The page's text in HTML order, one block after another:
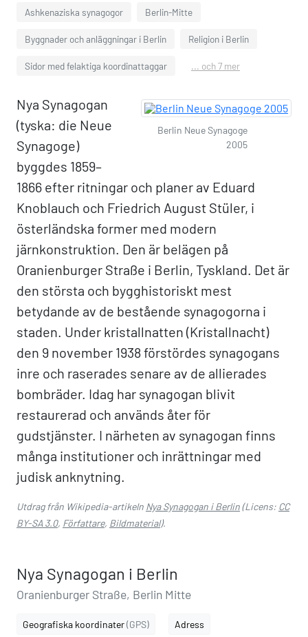
Ashkenaziska synagogor Berlin-Mitte
Byggnader och anläggningar i Berlin Religion i Berlin
Sidor med felaktiga koordinattaggar ... och 7 mer
Berlin Neue Synagoge
2005
Nya Synagogan
(tyska: die Neue
Synagoge)
byggdes 1859–
1866 efter ritningar och planer av Eduard
Knoblauch och Friedrich August Stüler, i
österländska former med modern
järnkonstruktion. Den är belägen på
Oranienburger Straße i Berlin, Tyskland. Det är
den största och bygghistoriskt mest
betydande av de bestående synagogorna i
staden. Under kristallnatten (Kristallnacht)
den 9 november 1938 förstördes synagogans
inre och raserades senare av de allierades
bombräder. Idag har synagogan blivit
restaurerad och används åter för
gudstjänster. I närheten av synagogan finns
många institutioner och inrättningar med
judisk anknytning.
Utdrag från Wikipedia-artikeln Nya Synagogan i Berlin(Licens: CC
BY-SA 3.0, Författare, Bildmaterial).
Nya Synagogan i Berlin
Oranienburger Straße, Berlin Mitte
Geografiska koordinater(GPS) Adress